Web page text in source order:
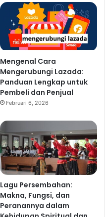
Mengenal Cara
Mengerubungi Lazada:
Panduan Lengkap untuk
Pembeli dan Penjual
Februari 6, 2026
Lagu Persembahan:
Makna, Fungsi, dan
Peranannya dalam